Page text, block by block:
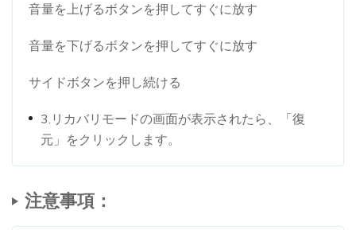
音量を上げるボタンを押してすぐに放す
音量を下げるボタンを押してすぐに放す
サイドボタンを押し続ける
3.リカバリモードの画面が表示されたら、「復
元」をクリックします。
注意事項：